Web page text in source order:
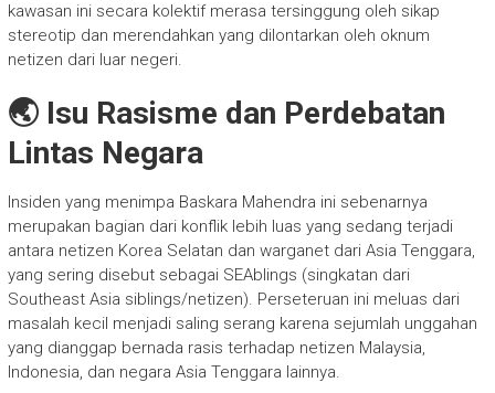
kawasan ini secara kolektif merasa tersinggung oleh sikap
stereotip dan merendahkan yang dilontarkan oleh oknum
netizen dari luar negeri.
🌏 Isu Rasisme dan Perdebatan
Lintas Negara
Insiden yang menimpa Baskara Mahendra ini sebenarnya
merupakan bagian dari konflik lebih luas yang sedang terjadi
antara netizen Korea Selatan dan warganet dari Asia Tenggara,
yang sering disebut sebagai SEAblings (singkatan dari
Southeast Asia siblings/netizen). Perseteruan ini meluas dari
masalah kecil menjadi saling serang karena sejumlah unggahan
yang dianggap bernada rasis terhadap netizen Malaysia,
Indonesia, dan negara Asia Tenggara lainnya.